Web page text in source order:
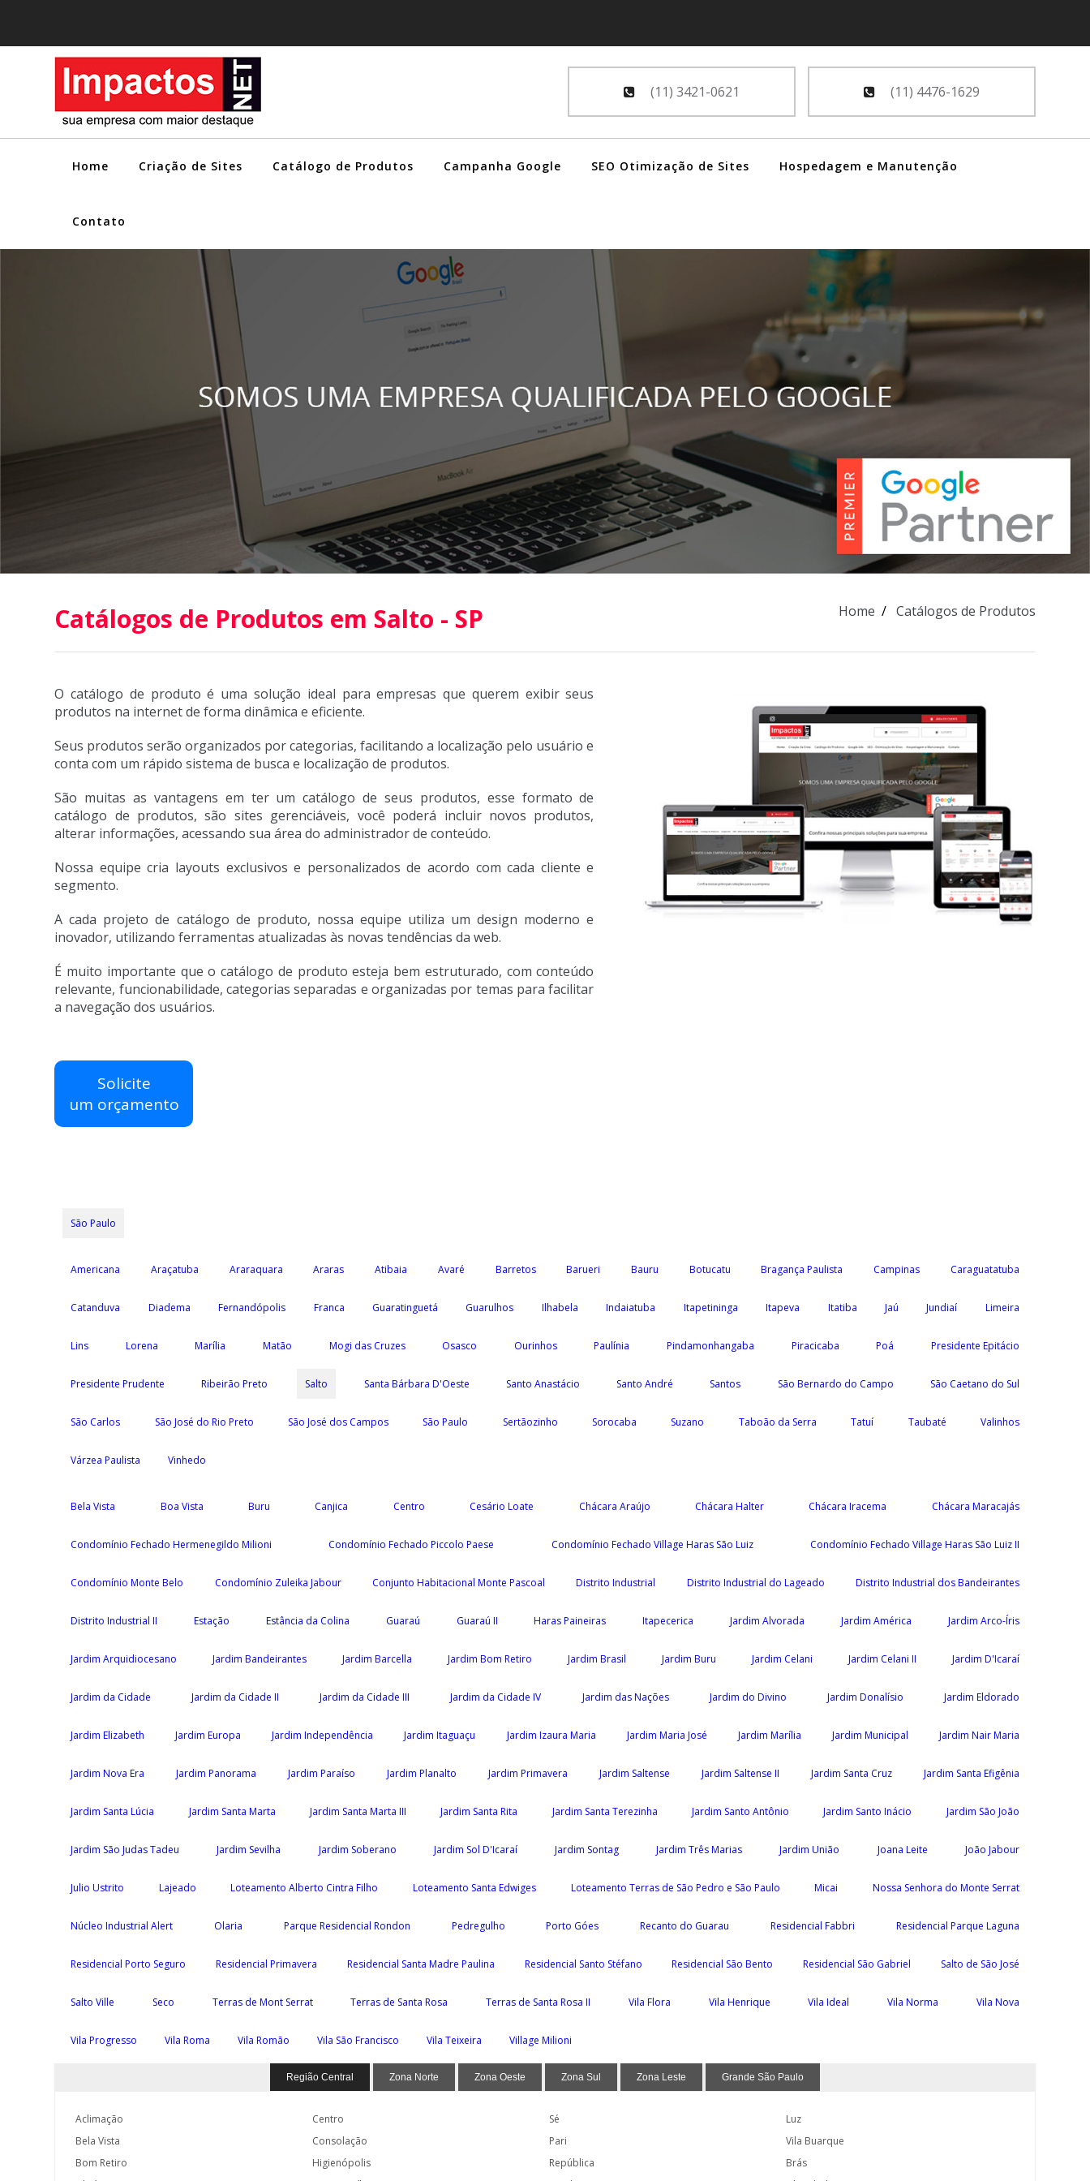
(11) 4476-1629
(11) 3421-0621
Home Criação de Sites Catálogo de Produtos Campanha Google SEO Otimização de Sites Hospedagem e Manutenção
Contato
Catálogos de Produtos em Salto - SP Home Catálogos de Produtos
O catálogo de produto é uma solução ideal para empresas que querem exibir seus
produtos na internet de forma dinâmica e eficiente.
Seus produtos serão organizados por categorias, facilitando a localização pelo usuário e
conta com um rápido sistema de busca e localização de produtos.
São muitas as vantagens em ter um catálogo de seus produtos, esse formato de
catálogo de produtos, são sites gerenciáveis, você poderá incluir novos produtos,
alterar informações, acessando sua área do administrador de conteúdo.
Nossa equipe cria layouts exclusivos e personalizados de acordo com cada cliente e
segmento.
A cada projeto de catálogo de produto, nossa equipe utiliza um design moderno e
inovador, utilizando ferramentas atualizadas às novas tendências da web.
É muito importante que o catálogo de produto esteja bem estruturado, com conteúdo
relevante, funcionabilidade, categorias separadas e organizadas por temas para facilitar
a navegação dos usuários.
Solicite
um orçamento
São Paulo
Americana Araçatuba Araraquara Araras Atibaia Avaré Barretos Barueri Bauru Botucatu Bragança Paulista Campinas Caraguatatuba
Catanduva Diadema Fernandópolis Franca Guaratinguetá Guarulhos Ilhabela Indaiatuba Itapetininga Itapeva Itatiba Jaú Jundiaí Limeira
Lins Lorena Marília Matão Mogi das Cruzes Osasco Ourinhos Paulínia Pindamonhangaba Piracicaba Poá Presidente Epitácio
Presidente Prudente Ribeirão Preto Salto Santa Bárbara D'Oeste Santo Anastácio Santo André Santos São Bernardo do Campo São Caetano do Sul
São Carlos São José do Rio Preto São José dos Campos São Paulo Sertãozinho Sorocaba Suzano Taboão da Serra Tatuí Taubaté Valinhos
Várzea Paulista Vinhedo
Bela Vista Boa Vista Buru Canjica Centro Cesário Loate Chácara Araújo Chácara Halter Chácara Iracema Chácara Maracajás
Condomínio Fechado Hermenegildo Milioni Condomínio Fechado Piccolo Paese Condomínio Fechado Village Haras São Luiz Condomínio Fechado Village Haras São Luiz II
Condomínio Monte Belo Condomínio Zuleika Jabour Conjunto Habitacional Monte Pascoal Distrito Industrial Distrito Industrial do Lageado Distrito Industrial dos Bandeirantes
Distrito Industrial II Estação Estância da Colina Guaraú Guaraú II Haras Paineiras Itapecerica Jardim Alvorada Jardim América Jardim Arco-Íris
Jardim Arquidiocesano Jardim Bandeirantes Jardim Barcella Jardim Bom Retiro Jardim Brasil Jardim Buru Jardim Celani Jardim Celani II Jardim D'Icaraí
Jardim da Cidade Jardim da Cidade II Jardim da Cidade III Jardim da Cidade IV Jardim das Nações Jardim do Divino Jardim Donalísio Jardim Eldorado
Jardim Elizabeth Jardim Europa Jardim Independência Jardim Itaguaçu Jardim Izaura Maria Jardim Maria José Jardim Marília Jardim Municipal Jardim Nair Maria
Jardim Nova Era Jardim Panorama Jardim Paraíso Jardim Planalto Jardim Primavera Jardim Saltense Jardim Saltense II Jardim Santa Cruz Jardim Santa Efigênia
Jardim Santa Lúcia Jardim Santa Marta Jardim Santa Marta III Jardim Santa Rita Jardim Santa Terezinha Jardim Santo Antônio Jardim Santo Inácio Jardim São João
Jardim São Judas Tadeu Jardim Sevilha Jardim Soberano Jardim Sol D'Icaraí Jardim Sontag Jardim Três Marias Jardim União Joana Leite João Jabour
Julio Ustrito Lajeado Loteamento Alberto Cintra Filho Loteamento Santa Edwiges Loteamento Terras de São Pedro e São Paulo Micai Nossa Senhora do Monte Serrat
Núcleo Industrial Alert Olaria Parque Residencial Rondon Pedregulho Porto Góes Recanto do Guarau Residencial Fabbri Residencial Parque Laguna
Residencial Porto Seguro Residencial Primavera Residencial Santa Madre Paulina Residencial Santo Stéfano Residencial São Bento Residencial São Gabriel Salto de São José
Salto Ville Seco Terras de Mont Serrat Terras de Santa Rosa Terras de Santa Rosa II Vila Flora Vila Henrique Vila Ideal Vila Norma Vila Nova
Vila Progresso Vila Roma Vila Romão Vila São Francisco Vila Teixeira Village Milioni
Região Central Zona Norte Zona Oeste Zona Sul Zona Leste Grande São Paulo
Aclimação Centro Sé
Luz
Bela Vista
Consolação Pari
Vila Buarque
Bom Retiro
Higienópolis República
Brás